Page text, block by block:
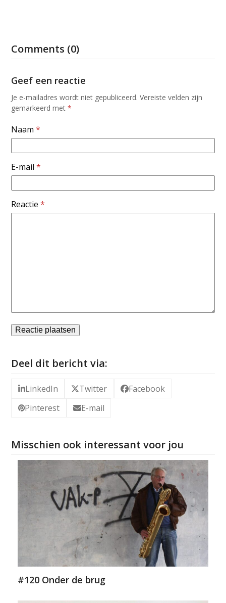
Comments (0)
Geef een reactie
Je e-mailadres wordt niet gepubliceerd. Vereiste velden zijn
gemarkeerd met*
Naam*
E-mail*
Reactie*
Deel dit bericht via:
LinkedIn Twitter
Facebook
Pinterest
E-mail
Misschien ook interessant voor jou
#120 Onder de brug